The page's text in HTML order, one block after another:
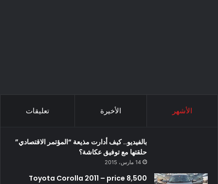
الأشهر الأخيرة تعليقات
بالفيديو.. كيف أدارت مذيعة “المؤتمر الاقتصادي”
حلقتها مع توفيق عكاشة؟
14 مارس، 2015
Toyota Corolla 2011 – price 8,500